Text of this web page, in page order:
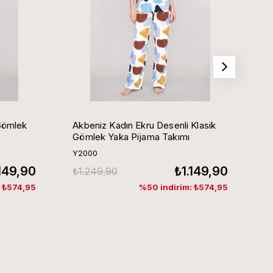
Akbeniz Kadın Ekru Desenli Klasik
Gömlek Yaka Pijama Takımı
Y2000
₺1.149,90
₺1.249,90
%50 indirim: ₺574,95